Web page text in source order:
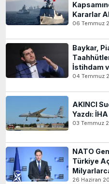
Kararlar
06 Temmuz
Baykar,
İstihdam
04 Temmuz
AKINCI
Yazdı:
03 Temmuz
NATO
Türkiye
26 Haziran